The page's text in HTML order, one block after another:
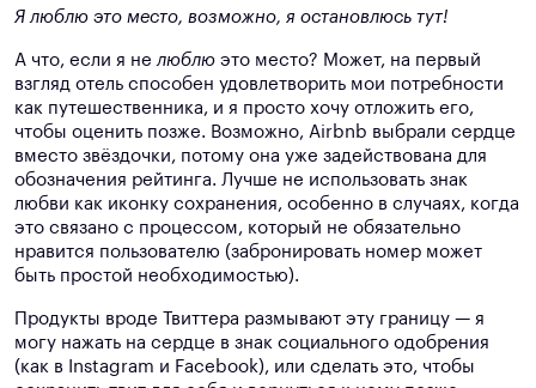
Я люблю это место, возможно, я остановлюсь тут!
А что, если я не люблю это место? Может, на первый
взгляд отель способен удовлетворить мои потребности
как путешественника, и я просто хочу отложить его,
чтобы оценить позже. Возможно, Airbnb выбрали сердце
вместо звёздочки, потому она уже задействована для
обозначения рейтинга. Лучше не использовать знак
любви как иконку сохранения, особенно в случаях, когда
это связано с процессом, который не обязательно
нравится пользователю (забронировать номер может
быть простой необходимостью).
Продукты вроде Твиттера размывают эту границу — я
могу нажать на сердце в знак социального одобрения
(как в Instagram и Facebook), или сделать это, чтобы